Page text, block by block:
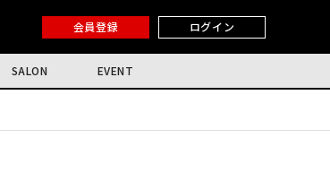
会員登録 ログイン
SALON EVENT